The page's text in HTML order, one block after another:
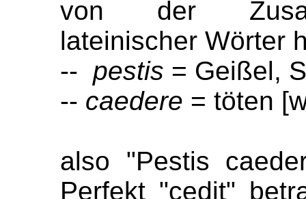
von der
lateinischer Wörter
-- pestis = Geißel,
-- caedere = töten
also "Pestis
Perfekt "cedit"